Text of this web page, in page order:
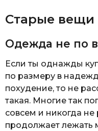
Старые вещи
Одежда не по
Если ты однажды
по размеру в
похудение, то не
такая. Многие так
совсем и никогда не
продолжает лежать